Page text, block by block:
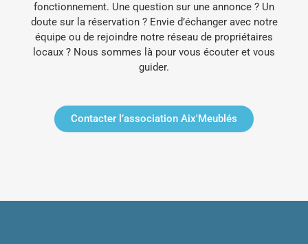
fonctionnement. Une question sur une annonce ? Un
doute sur la réservation ? Envie d’échanger avec notre
équipe ou de rejoindre notre réseau de propriétaires
locaux ? Nous sommes là pour vous écouter et vous
guider.
Contacter l’association Aix'Meublés